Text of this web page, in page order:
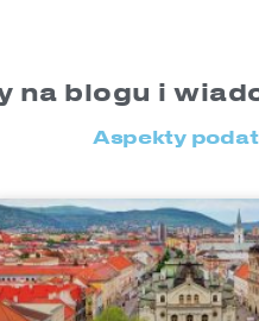
na blogu i
Aspekty